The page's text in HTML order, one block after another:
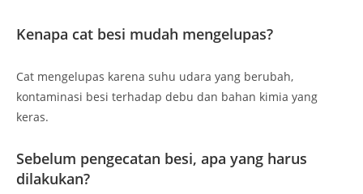
Kenapa cat besi mudah mengelupas?
Cat mengelupas karena suhu udara yang berubah,
kontaminasi besi terhadap debu dan bahan kimia yang
keras.
Sebelum pengecatan besi, apa yang harus
dilakukan?